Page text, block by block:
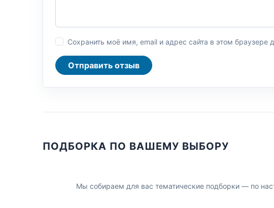
Сохранить моё имя, email и адрес сайта в этом
Отправить отзыв
ПОДБОРКА ПО ВАШЕМУ ВЫБОРУ
Мы собираем для вас тематические подборки — по